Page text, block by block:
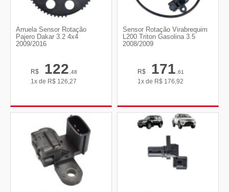
Arruela Sensor Rotação
Pajero Dakar 3.2 4x4
2009/2016
R$ 122,48
1x de R$ 126,27
Sensor Rotação Virabrequim
L200 Triton Gasolina 3.5
2008/2009
R$ 171,61
1x de R$ 176,92